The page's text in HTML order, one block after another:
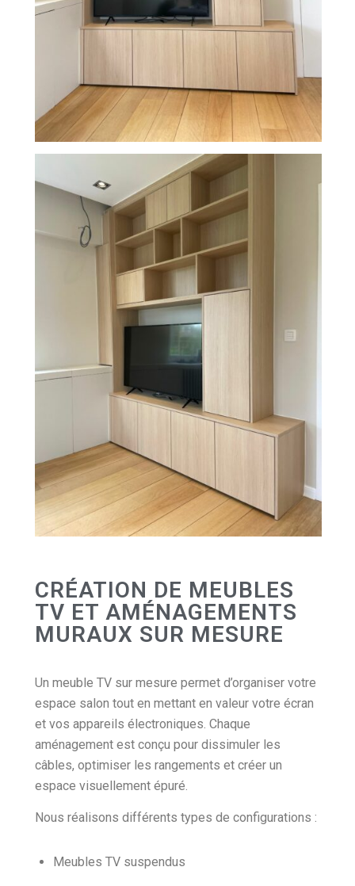
CRÉATION DE MEUBLES
TV ET AMÉNAGEMENTS
MURAUX SUR MESURE
Un meuble TV sur mesure permet d’organiser votre
espace salon tout en mettant en valeur votre écran
et vos appareils électroniques. Chaque
aménagement est conçu pour dissimuler les
câbles, optimiser les rangements et créer un
espace visuellement épuré.
Nous réalisons différents types de configurations :
Meubles TV suspendus